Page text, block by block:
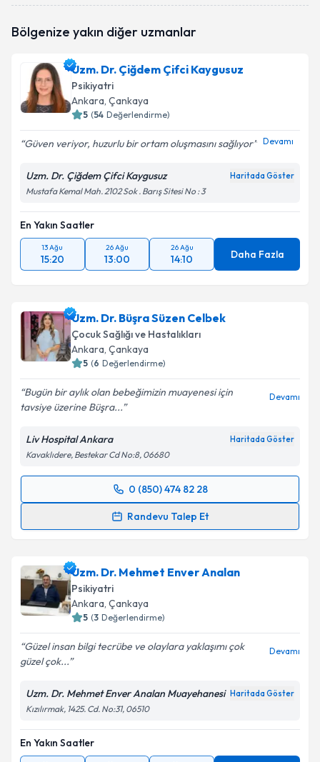
Size bu uzmandan randevu almanız için bir takvim
E-posta Adresiniz
Kişisel verilerimin işlenmesine ilişkinAydınlatma
kapsamda işlenmesini kabul ediyorum.
Bölgenize yakın diğer uzmanlar
Uzm. Dr. Çiğdem Çifci Kaygusuz
Psikiyatri
Ankara, Çankaya
5 (54 Değerlendirme)
Güven veriyor, huzurlu bir ortam oluşmasını sağlıyor Devamı
Uzm. Dr. Çiğdem Çifci Kaygusuz Haritada Göster
Mustafa Kemal Mah. 2102 Sok . Barış Sitesi No : 3
En Yakın Saatler
13 Ağu
15:20
26 Ağu
13:00
26 Ağu
14:10 Daha Fazla
Uzm. Dr. Büşra Süzen Celbek
Çocuk Sağlığı ve Hastalıkları
Ankara, Çankaya
5 (6 Değerlendirme)
Bugün bir aylık olan bebeğimizin muayenesi için
tavsiye üzerine Büşra...
Devamı
Liv Hospital Ankara Haritada Göster
Kavaklıdere, Bestekar Cd No:8, 06680
0 (850) 474 82 28
Randevu Talep Et
Randevu Takvimi Talebi
için bir takvim hazırlandığında e-posta ile
bilgilendireceğiz.
E-posta Adresiniz
Metni'ni okudum ve kişisel verilerimin belirtilen
kapsamda işlenmesini kabul ediyorum.
Takvim Talebini Gönder
Uzm. Dr. Mehmet Enver Analan
Psikiyatri
Ankara, Çankaya
5 (3 Değerlendirme)
Güzel insan bilgi tecrübe ve olaylara yaklaşımı çok
güzel çok...
Devamı
Uzm. Dr. Mehmet Enver Analan Muayehanesi Haritada Göster
Kızılırmak, 1425. Cd. No:31, 06510
En Yakın Saatler